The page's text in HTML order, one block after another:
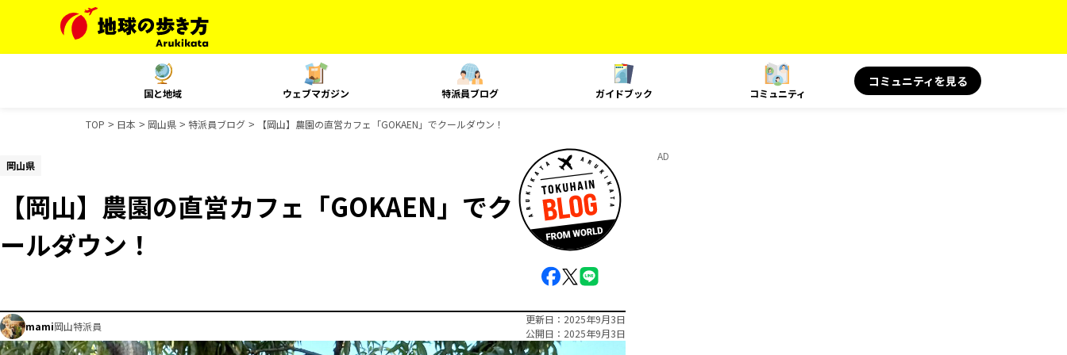
国と地域 ウェブマガジン 特派員ブログ ガイドブック コミュニティ
コミュニティを見る
TOP 日本 岡山県 特派員ブログ 【岡山】農園の直営カフェ「GOKAEN」でクールダウン！
岡山県
【岡山】農園の直営カフェ「GOKAEN」でク
ールダウン！
mami岡山特派員
更新日
2025年9月3日
公開日
2025年9月3日
AD